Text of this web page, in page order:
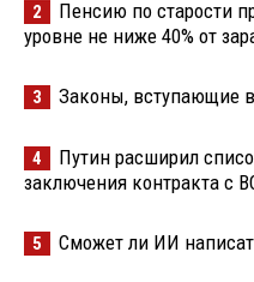
2
Пенсию по старости
уровне не ниже 40% от
3 Законы, вступающие в
4
Путин расширил
заключения контракта с
5 Сможет ли ИИ